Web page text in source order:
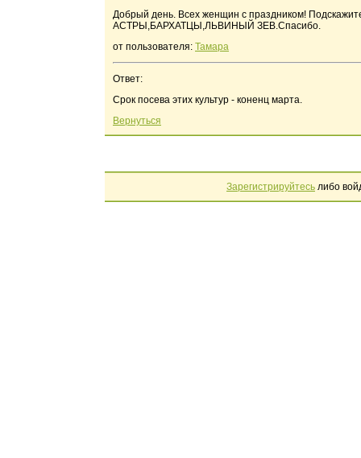
Добрый день. Всех женщин с праздником!
АСТРЫ,БАРХАТЦЫ,ЛЬВИНЫЙ ЗЕВ.Спасибо.
от пользователя: Тамара
Ответ:
Срок посева этих культур - коненц марта.
Вернуться
Зарегистрируйтесь либо